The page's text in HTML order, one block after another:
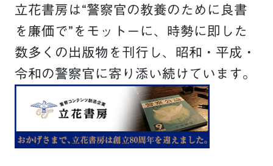
立花書房は“警察官の教養のために良書
を廉価で”をモットーに、時勢に即した
数多くの出版物を刊行し、昭和・平成・
令和の警察官に寄り添い続けています。